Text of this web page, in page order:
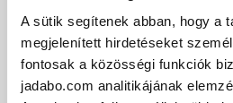
A sütik segítenek abban, hogy a
megjelenített hirdetéseket
fontosak a közösségi funkciók
jadabo.com analitikájának